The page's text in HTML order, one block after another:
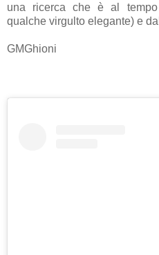
una ricerca che è al
qualche virgulto elegante) e
GMGhioni